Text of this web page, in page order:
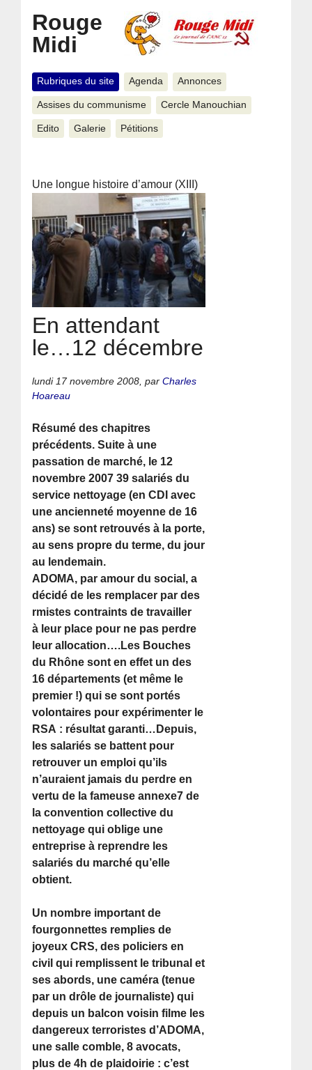
Rouge
Midi
Rubriques du site Agenda Annonces
Assises du communisme Cercle Manouchian
Edito Galerie Pétitions
Une longue histoire d’amour (XIII)
En attendant
le…12 décembre
lundi 17 novembre 2008 ,parCharles
Hoareau
Résumé des chapitres
précédents. Suite à une
passation de marché, le 12
novembre 2007 39 salariés du
service nettoyage (en CDI avec
une ancienneté moyenne de 16
ans) se sont retrouvés à la porte,
au sens propre du terme, du jour
au lendemain.
ADOMA, par amour du social, a
décidé de les remplacer par des
rmistes contraints de travailler
à leur place pour ne pas perdre
leur allocation….Les Bouches
du Rhône sont en effet un des
16 départements (et même le
premier !) qui se sont portés
volontaires pour expérimenter le
RSA : résultat garanti…Depuis,
les salariés se battent pour
retrouver un emploi qu’ils
n’auraient jamais du perdre en
vertu de la fameuse annexe7 de
la convention collective du
nettoyage qui oblige une
entreprise à reprendre les
salariés du marché qu’elle
obtient.
Un nombre important de
fourgonnettes remplies de
joyeux CRS, des policiers en
civil qui remplissent le tribunal et
ses abords, une caméra (tenue
par un drôle de journaliste) qui
depuis un balcon voisin filme les
dangereux terroristes d’ADOMA,
une salle comble, 8 avocats,
plus de 4h de plaidoirie : c’est